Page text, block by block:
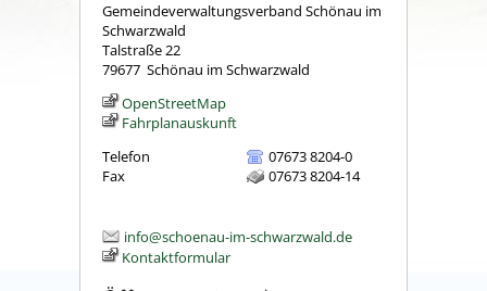
Gemeindeverwaltungsverband Schönau im
Schwarzwald
Talstraße 22
79677 Schönau im Schwarzwald
OpenStreetMap
Fahrplanauskunft
Telefon
07673 8204-0
Fax
07673 8204-14
info@schoenau-im-schwarzwald.de
Kontaktformular